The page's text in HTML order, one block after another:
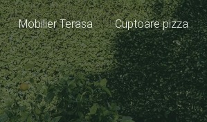
Mobilier Terasa Cuptoare pizza